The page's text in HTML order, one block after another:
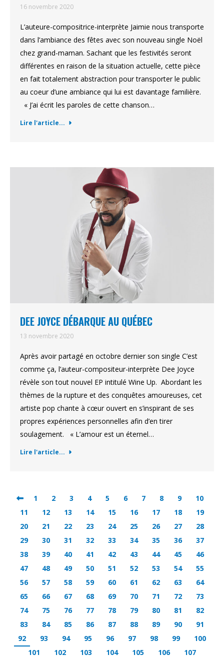
16 novembre 2020
L’auteure-compositrice-interprète Jaimie nous transporte
dans l’ambiance des fêtes avec son nouveau single Noël
chez grand-maman. Sachant que les festivités seront
différentes en raison de la situation actuelle, cette pièce
en fait totalement abstraction pour transporter le public
au coeur d’une ambiance qui lui est davantage familière.
« J’ai écrit les paroles de cette chanson…
Lire l'article...
DEE JOYCE DÉBARQUE AU QUÉBEC
13 novembre 2020
Après avoir partagé en octobre dernier son single C’est
comme ça, l’auteur-compositeur-interprète Dee Joyce
révèle son tout nouvel EP intitulé Wine Up. Abordant les
thèmes de la rupture et des conquêtes amoureuses, cet
artiste pop chante à cœur ouvert en s’inspirant de ses
propres expériences personnelles afin d’en tirer
soulagement. « L’amour est un éternel…
Lire l'article...
1 2 3 4 5 6 7 8 9
10
11
12 13 14 15 16 17 18
19
20
21 22 23 24 25 26 27
28
29
30 31 32 33 34 35 36
37
38
39 40 41 42 43 44 45
46
47
48 49 50 51 52 53 54
55
56
57 58 59 60 61 62 63
64
65
66 67 68 69 70 71 72
73
74
75 76 77 78 79 80 81
82
83
84 85 86 87 88 89 90
91
92
93 94 95 96 97 98 99
100
101
102 103 104 105 106
107